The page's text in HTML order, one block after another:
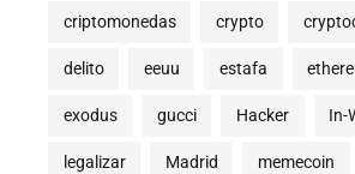
criptomonedas crypto
delito eeuu estafa
exodus gucci Hacker In-
legalizar Madrid memecoin